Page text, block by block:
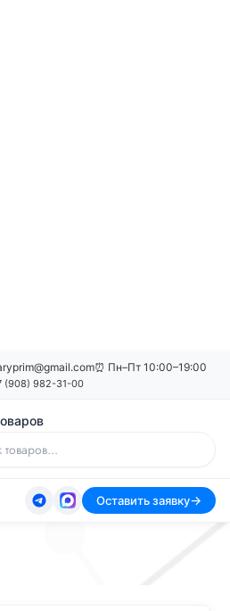
⏰ Пн–Пт 10:00–19:00
(908) 982-31-00
Оставить заявку